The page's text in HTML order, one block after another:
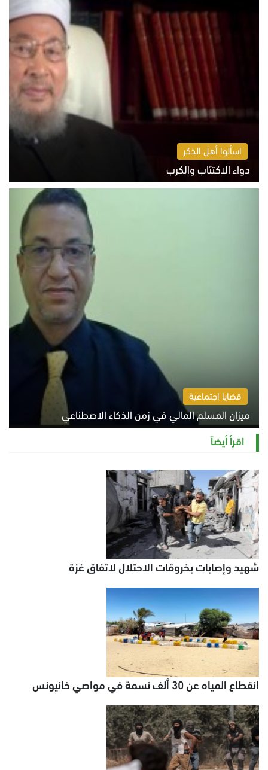
اسألوا أهل الذكر
دواء الاكتئاب والكرب
السبت 8 أغسطس 2026 10:54 ص
قضايا اجتماعية
ميزان المسلم المالي في زمن الذكاء الاصطناعي
السبت 8 أغسطس 2026 11:21 ص
اقرأ أيضاً
شهيد وإصابات بخروقات الاحتلال لاتفاق غزة
انقطاع المياه عن 30 ألف نسمة في مواصي خانيونس